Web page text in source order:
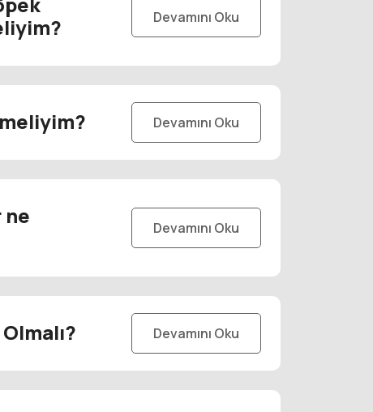
Devamını Oku
Devamını Oku
ne
Devamını Oku
Devamını Oku